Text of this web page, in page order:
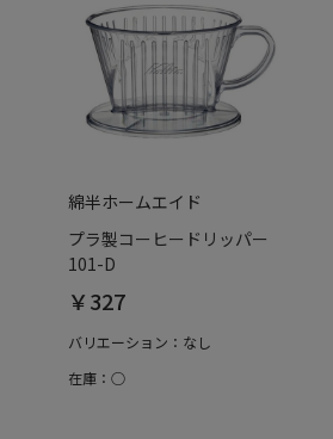
綿半ホームエイド
プラ製コーヒードリッパー
101-D
￥327
バリエーション：なし
在庫：○